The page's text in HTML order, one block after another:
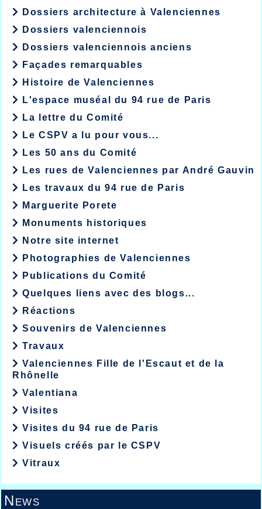
Dossiers architecture à Valenciennes
Dossiers valenciennois
Dossiers valenciennois anciens
Façades remarquables
Histoire de Valenciennes
L'espace muséal du 94 rue de Paris
La lettre du Comité
Le CSPV a lu pour vous...
Les 50 ans du Comité
Les rues de Valenciennes par André Gauvin
Les travaux du 94 rue de Paris
Marguerite Porete
Monuments historiques
Notre site internet
Photographies de Valenciennes
Publications du Comité
Quelques liens avec des blogs...
Réactions
Souvenirs de Valenciennes
Travaux
Valenciennes Fille de l'Escaut et de la
Rhônelle
Valentiana
Visites
Visites du 94 rue de Paris
Visuels créés par le CSPV
Vitraux
News